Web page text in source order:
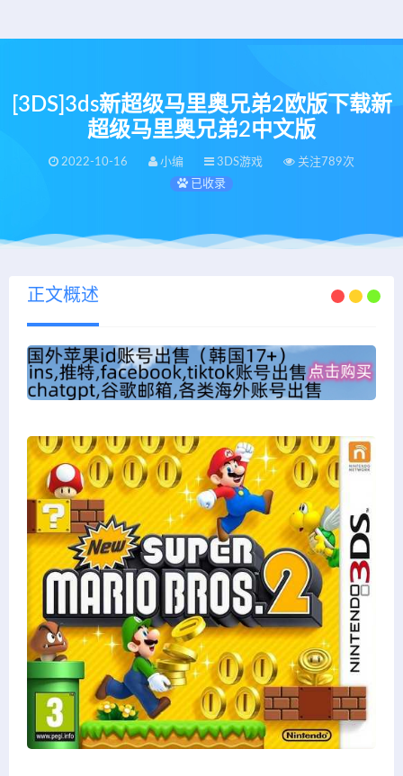
[3DS]3ds新超级马里奥兄弟2欧版下载新
超级马里奥兄弟2中文版
2022-10-16 小编 3DS游戏
关注789次
已收录
正文概述